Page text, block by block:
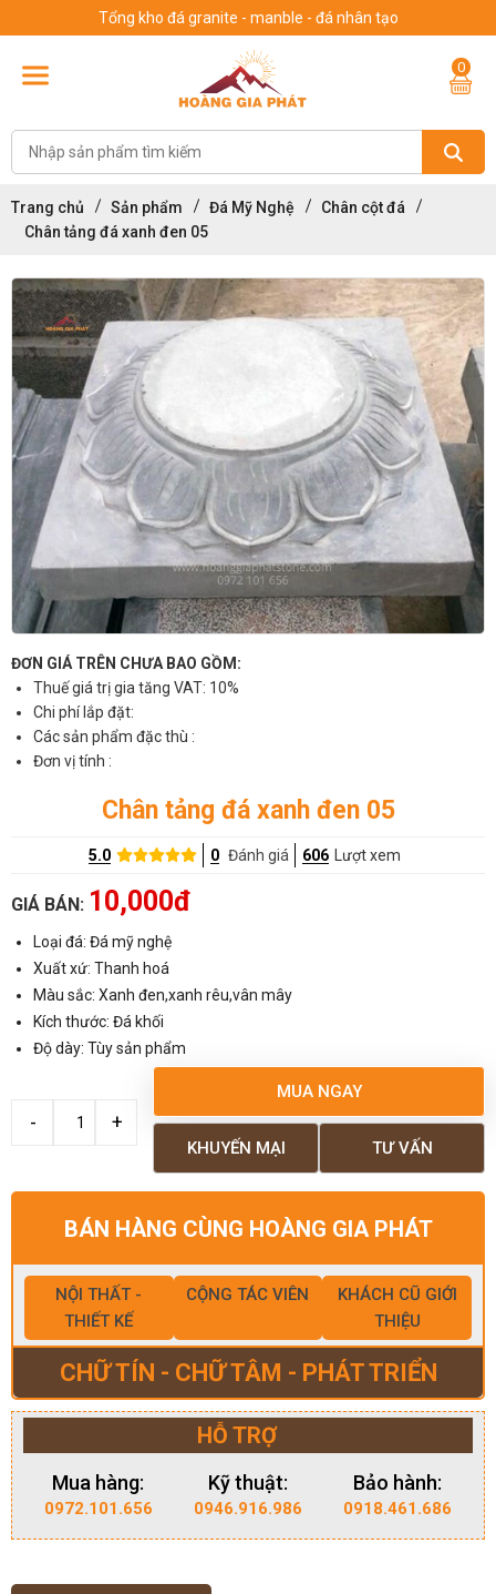
Tổng kho đá granite - manble - đá nhân tạo
0
Trang chủ Sản phẩm Đá Mỹ Nghệ
Chân cột đá
Chân tảng đá xanh đen 05
ĐƠN GIÁ TRÊN CHƯA BAO GỒM:
Thuế giá trị gia tăng VAT: 10%
Chi phí lắp đặt:
Các sản phẩm đặc thù :
Đơn vị tính :
Chân tảng đá xanh đen 05
5.0 0 Đánh giá 606 Lượt xem
GIÁ BÁN: 10,000đ
Loại đá: Đá mỹ nghệ
Xuất xứ: Thanh hoá
Màu sắc: Xanh đen,xanh rêu,vân mây
Kích thước: Đá khối
Độ dày: Tùy sản phẩm
MUA NGAY
TƯ VẤN
KHUYẾN MẠI
BÁN HÀNG CÙNG HOÀNG GIA PHÁT
NỘI THẤT -
THIẾT KẾ
CỘNG TÁC VIÊN
KHÁCH CŨ GIỚI
THIỆU
CHỮ TÍN - CHỮ TÂM - PHÁT TRIỂN
HỖ TRỢ
Mua hàng:
0972.101.656
Kỹ thuật:
0946.916.986
Bảo hành:
0918.461.686